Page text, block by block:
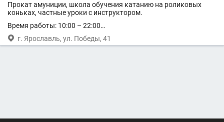
Прокат амуниции, школа обучения катанию на роликовых
коньках, частные уроки с инструктором.
Время работы: 10:00 – 22:00…
 г. Ярославль, ул. Победы, 41